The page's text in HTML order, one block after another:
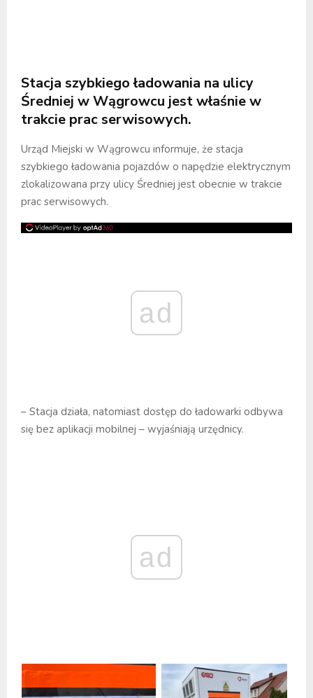
Stacja szybkiego ładowania na ulicy
Średniej w Wągrowcu jest właśnie w
trakcie prac serwisowych.
Urząd Miejski w Wągrowcu informuje, że stacja
szybkiego ładowania pojazdów o napędzie elektrycznym
zlokalizowana przy ulicy Średniej jest obecnie w trakcie
prac serwisowych.
ad
– Stacja działa, natomiast dostęp do ładowarki odbywa
się bez aplikacji mobilnej – wyjaśniają urzędnicy.
ad